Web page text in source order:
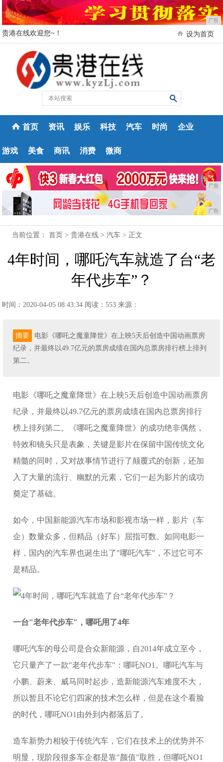
广告
贵港在线欢迎您~！ 设为首页
首页 资讯 娱乐 科技 汽车 时尚 企业
游戏 美食 商讯 消费 微商
广告
广告
当前位置：首页 >贵港在线 >汽车 > 正文
4年时间，哪吒汽车就造了台“老
年代步车”？
时间：2020-04-05 08:43:34 阅读：553 来源：
摘要
电影《哪吒之魔童降世》在上映5天后创造中国动画票房
纪录，并最终以49.7亿元的票房成绩在国内总票房排行榜上排列
第二。
电影《哪吒之魔童降世》在上映5天后创造中国动画票房
纪录，并最终以49.7亿元的票房成绩在国内总票房排行
榜上排列第二。《哪吒之魔童降世》的成功绝非偶然，
特效和镜头只是表象，关键是影片在保留中国传统文化
精髓的同时，又对故事情节进行了颠覆式的创新，还加
入了大量的流行、幽默的元素，它们一起为影片的成功
奠定了基础。
如今，中国新能源汽车市场和影视市场一样，影片（车
企）数量众多，但精品（好车）屈指可数。如同电影一
样，国内的汽车界也诞生出了"哪吒汽车"，不过它可不
是精品。
一台"老年代步车"，哪吒用了4年
哪吒汽车的母公司是合众新能源，自2014年成立至今，
它只量产了一款"老年代步车"：哪吒NO1。哪吒汽车与
小鹏、蔚来、威马同时起步，造新能源汽车难度不大，
所以暂且不论它们四家的技术怎么样，但是在这个看脸
的时代，哪吒NO1由外到内都落后了。
造车新势力相较于传统汽车，它们在技术上的优势并不
明显，现阶段很多车企都是靠"颜值"取胜，但哪吒NO1